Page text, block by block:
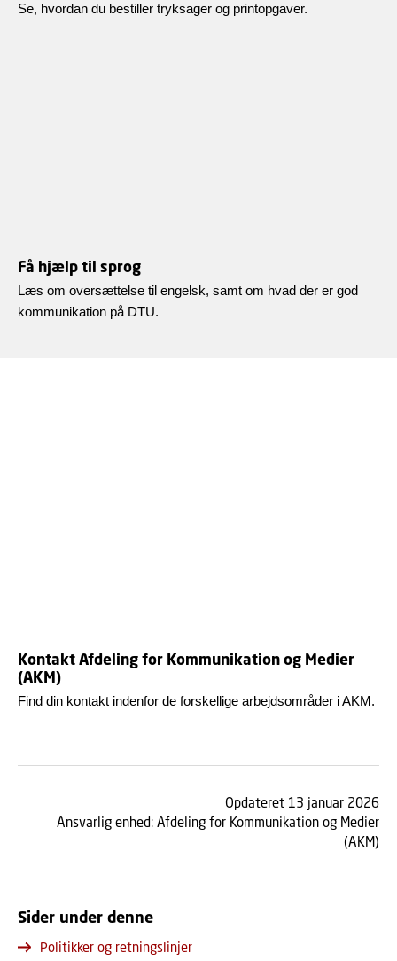
Se, hvordan du bestiller tryksager og printopgaver.
Få hjælp til sprog
Læs om oversættelse til engelsk, samt om hvad der er god
kommunikation på DTU.
Kontakt Afdeling for Kommunikation og Medier
(AKM)
Find din kontakt indenfor de forskellige arbejdsområder i AKM.
Opdateret 13 januar 2026
Ansvarlig enhed: Afdeling for Kommunikation og Medier
(AKM)
Sider under denne
Politikker og retningslinjer